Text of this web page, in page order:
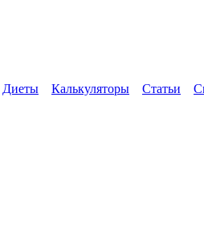
Диеты Калькуляторы Статьи